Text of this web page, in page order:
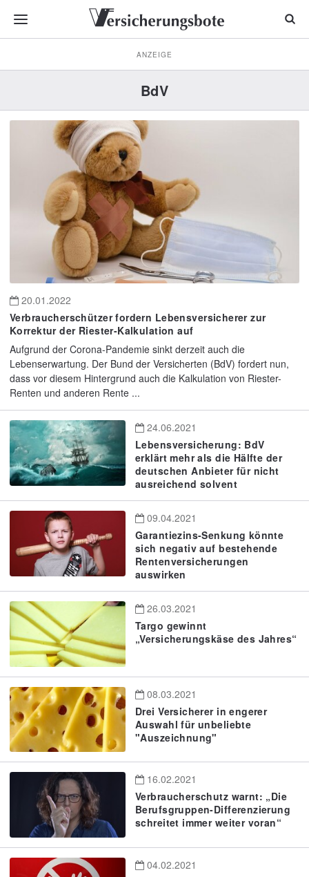
ANZEIGE
BdV
20.01.2022
Verbraucherschützer fordern Lebensversicherer zur
Korrektur der Riester-Kalkulation auf
Aufgrund der Corona-Pandemie sinkt derzeit auch die
Lebenserwartung. Der Bund der Versicherten (BdV) fordert nun,
dass vor diesem Hintergrund auch die Kalkulation von Riester-
Renten und anderen Rente ...
24.06.2021
Lebensversicherung: BdV
erklärt mehr als die Hälfte der
deutschen Anbieter für nicht
ausreichend solvent
09.04.2021
Garantiezins-Senkung könnte
sich negativ auf bestehende
Rentenversicherungen
auswirken
26.03.2021
Targo gewinnt
„Versicherungskäse des Jahres“
08.03.2021
Drei Versicherer in engerer
Auswahl für unbeliebte
"Auszeichnung"
16.02.2021
Verbraucherschutz warnt: „Die
Berufsgruppen-Differenzierung
schreitet immer weiter voran“
04.02.2021